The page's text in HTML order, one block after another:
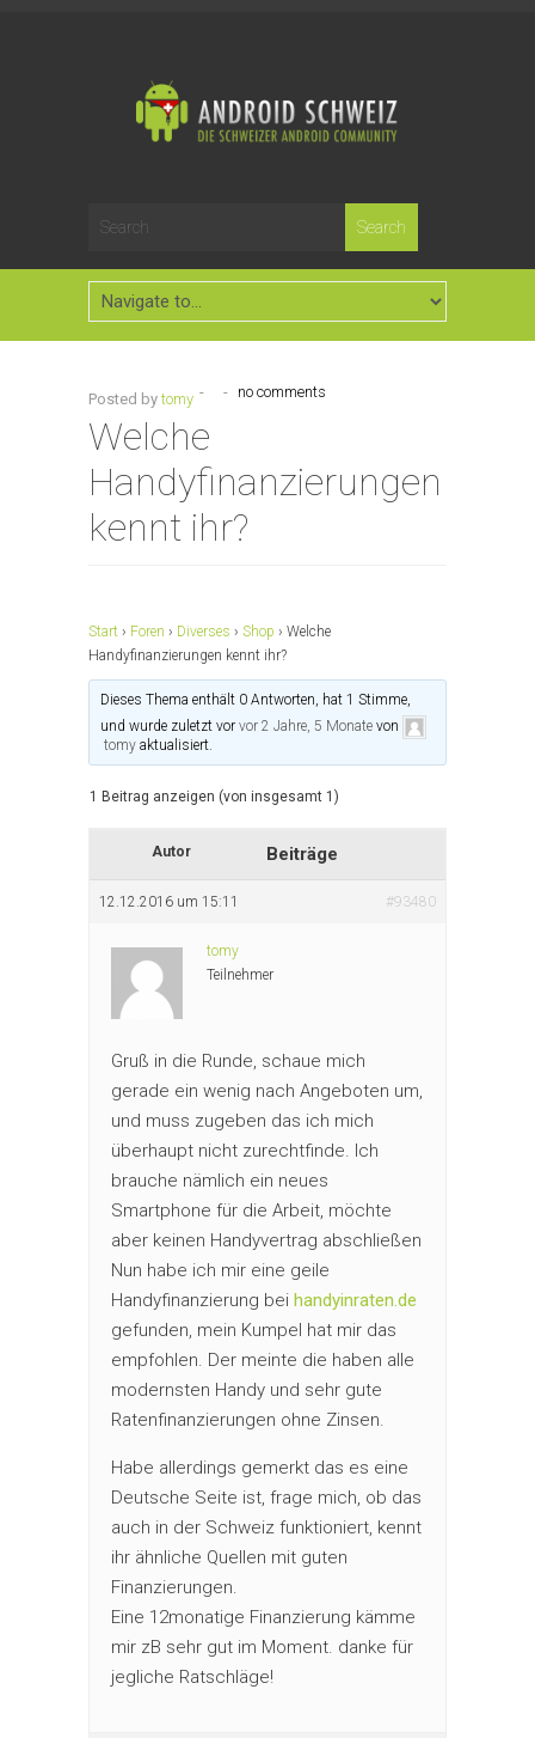
Posted by tomy - - no comments
Welche
Handyfinanzierungen
kennt ihr?
Start › Foren › Diverses › Shop › Welche
Handyfinanzierungen kennt ihr?
Dieses Thema enthält 0 Antworten, hat 1 Stimme,
und wurde zuletzt vorvor 2 Jahre, 5 Monate von
tomy aktualisiert.
1 Beitrag anzeigen (von insgesamt 1)
Autor Beiträge
12.12.2016 um 15:11 #93480
tomy
Teilnehmer
Gruß in die Runde, schaue mich
gerade ein wenig nach Angeboten um,
und muss zugeben das ich mich
überhaupt nicht zurechtfinde. Ich
brauche nämlich ein neues
Smartphone für die Arbeit, möchte
aber keinen Handyvertrag abschließen
Nun habe ich mir eine geile
Handyfinanzierung bei handyinraten.de
gefunden, mein Kumpel hat mir das
empfohlen. Der meinte die haben alle
modernsten Handy und sehr gute
Ratenfinanzierungen ohne Zinsen.
Habe allerdings gemerkt das es eine
Deutsche Seite ist, frage mich, ob das
auch in der Schweiz funktioniert, kennt
ihr ähnliche Quellen mit guten
Finanzierungen.
Eine 12monatige Finanzierung kämme
mir zB sehr gut im Moment. danke für
jegliche Ratschläge!